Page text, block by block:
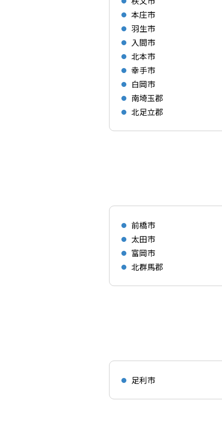
本庄市
羽生市
入間市
北本市
幸手市
白岡市
南埼玉郡
北足立郡
前橋市
太田市
富岡市
北群馬郡
足利市